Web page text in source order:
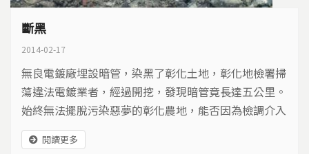
斷黑
2014-02-17
無良電鍍廠埋設暗管，染黑了彰化土地，彰化地檢署掃
蕩違法電鍍業者，經過開挖，發現暗管竟長達五公里。
始終無法擺脫污染惡夢的彰化農地，能否因為檢調介入
而撥雲見日、找回希望…
閱讀更多